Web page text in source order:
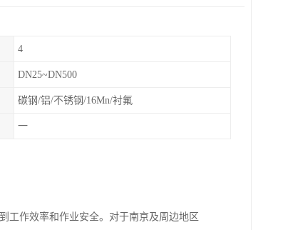
4
DN25~DN500
碳钢/铝/不锈钢/16Mn/衬氟
一
工作效率和作业安全。对于南京及周边地区